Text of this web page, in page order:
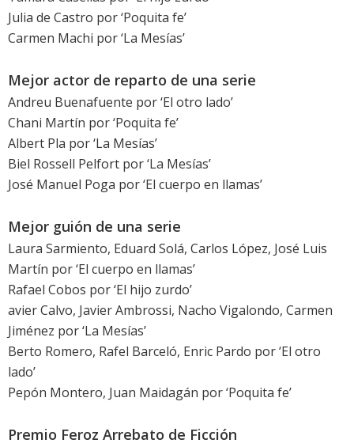
Julia de Castro por ‘Poquita fe’
Carmen Machi por ‘La Mesías’
Mejor actor de reparto de una serie
Andreu Buenafuente por ‘El otro lado’
Chani Martín por ‘Poquita fe’
Albert Pla por ‘La Mesías’
Biel Rossell Pelfort por ‘La Mesías’
José Manuel Poga por ‘El cuerpo en llamas’
Mejor guión de una serie
Laura Sarmiento, Eduard Solá, Carlos López, José Luis
Martín por ‘El cuerpo en llamas’
Rafael Cobos por ‘El hijo zurdo’
avier Calvo, Javier Ambrossi, Nacho Vigalondo, Carmen
Jiménez por ‘La Mesías’
Berto Romero, Rafel Barceló, Enric Pardo por ‘El otro
lado’
Pepón Montero, Juan Maidagán por ‘Poquita fe’
Premio Feroz Arrebato de Ficción